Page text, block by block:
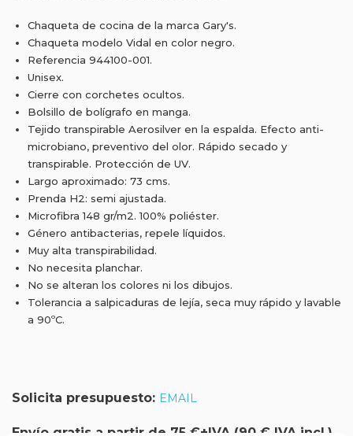
Chaqueta de cocina de la marca Gary's.
Chaqueta modelo Vidal en color negro.
Referencia 944100-001.
Unisex.
Cierre con corchetes ocultos.
Bolsillo de bolígrafo en manga.
Tejido transpirable Aerosilver en la espalda. Efecto anti-
microbiano, preventivo del olor. Rápido secado y
transpirable. Protección de UV.
Largo aproximado: 73 cms.
Prenda H2: semi ajustada.
Microfibra 148 gr/m2. 100% poliéster.
Género antibacterias, repele líquidos.
Muy alta transpirabilidad.
No necesita planchar.
No se alteran los colores ni los dibujos.
Tolerancia a salpicaduras de lejía, seca muy rápido y lavable
a 90ºC.
Solicita presupuesto: EMAIL
Envío gratis a partir de 75 €+IVA (90 € IVA incl.)